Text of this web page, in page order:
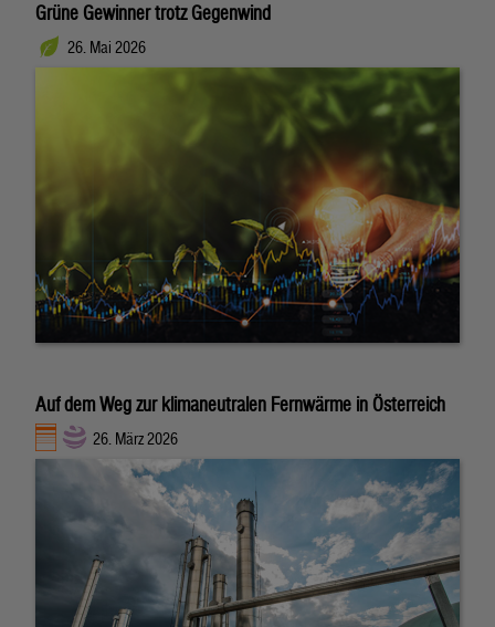
Grüne Gewinner trotz Gegenwind
26. Mai 2026
Auf dem Weg zur klimaneutralen Fernwärme in Österreich
26. März 2026